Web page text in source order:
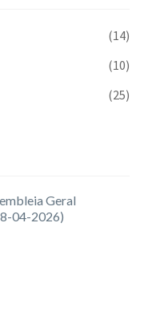
(14)
(10)
(25)
Geral
04-2026)